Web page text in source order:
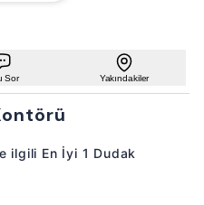
Sor Yakındakiler
ilgili En İyi 1 Dudak